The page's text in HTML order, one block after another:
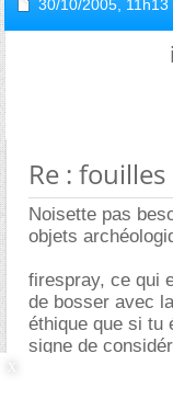
30/10/2005, 11h13
Re :
Noisette pas
objets
firespray, ce qui
de bosser avec
éthique que si tu
signe de